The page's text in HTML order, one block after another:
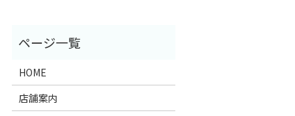
HOME
店舗案内